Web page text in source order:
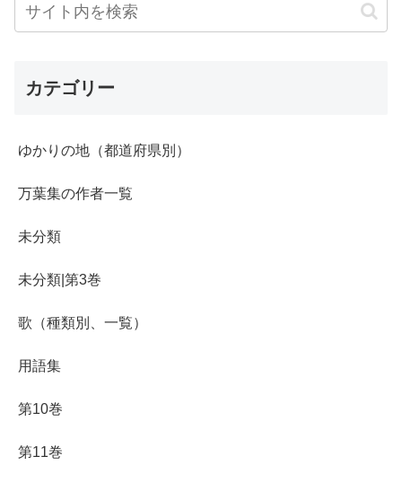
カテゴリー
ゆかりの地（都道府県別）
万葉集の作者一覧
未分類
未分類|第3巻
歌（種類別、一覧）
用語集
第10巻
第11巻